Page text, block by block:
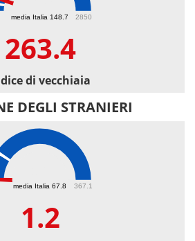
media Italia 148.7 2850
263.4
di vecchiaia
DEGLI STRANIERI
media Italia 67.8 367.1
1.2